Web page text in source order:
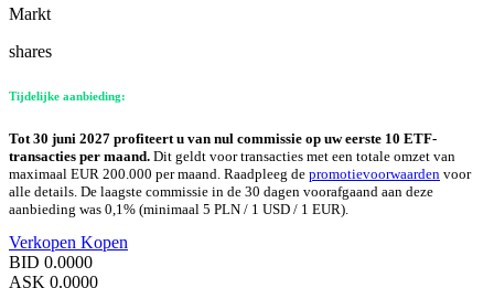
Markt
shares
Tijdelijke aanbieding:
Tot 30 juni 2027 profiteert u van nul commissie op uw eerste 10 ETF-
transacties per maand. Dit geldt voor transacties met een totale omzet van
maximaal EUR 200.000 per maand. Raadpleeg de promotievoorwaarden voor
alle details. De laagste commissie in de 30 dagen voorafgaand aan deze
aanbieding was 0,1% (minimaal 5 PLN / 1 USD / 1 EUR).
Verkopen Kopen
BID 0.0000
ASK 0.0000